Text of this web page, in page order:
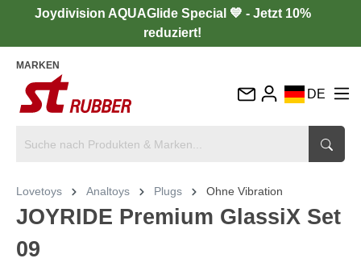
Joydivision AQUAGlide Special 💙 - Jetzt 10%
reduziert!
MARKEN
DE
IT
Lovetoys Analtoys Plugs Ohne Vibration
JOYRIDE Premium GlassiX Set
09